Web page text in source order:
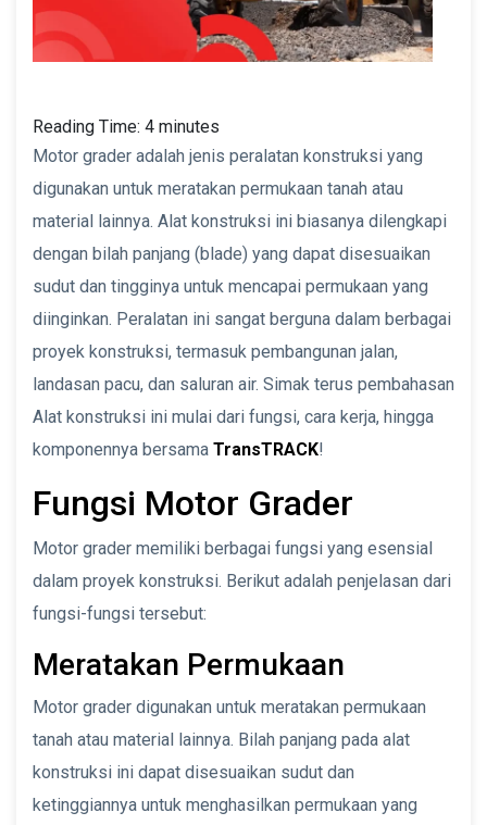
Reading Time: 4 minutes
Motor grader adalah jenis peralatan konstruksi yang
digunakan untuk meratakan permukaan tanah atau
material lainnya. Alat konstruksi ini biasanya dilengkapi
dengan bilah panjang (blade) yang dapat disesuaikan
sudut dan tingginya untuk mencapai permukaan yang
diinginkan. Peralatan ini sangat berguna dalam berbagai
proyek konstruksi, termasuk pembangunan jalan,
landasan pacu, dan saluran air. Simak terus pembahasan
Alat konstruksi ini mulai dari fungsi, cara kerja, hingga
komponennya bersama TransTRACK!
Fungsi Motor Grader
Motor grader memiliki berbagai fungsi yang esensial
dalam proyek konstruksi. Berikut adalah penjelasan dari
fungsi-fungsi tersebut:
Meratakan Permukaan
Motor grader digunakan untuk meratakan permukaan
tanah atau material lainnya. Bilah panjang pada alat
konstruksi ini dapat disesuaikan sudut dan
ketinggiannya untuk menghasilkan permukaan yang